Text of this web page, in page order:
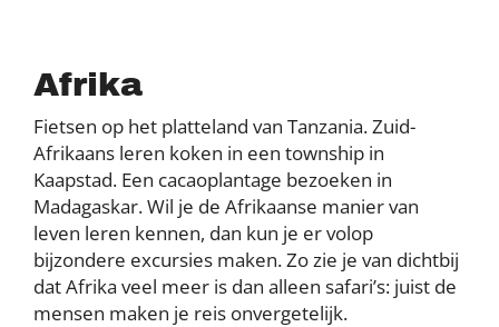
Afrika
Fietsen op het platteland van Tanzania. Zuid-
Afrikaans leren koken in een township in
Kaapstad. Een cacaoplantage bezoeken in
Madagaskar. Wil je de Afrikaanse manier van
leven leren kennen, dan kun je er volop
bijzondere excursies maken. Zo zie je van dichtbij
dat Afrika veel meer is dan alleen safari’s: juist de
mensen maken je reis onvergetelijk.